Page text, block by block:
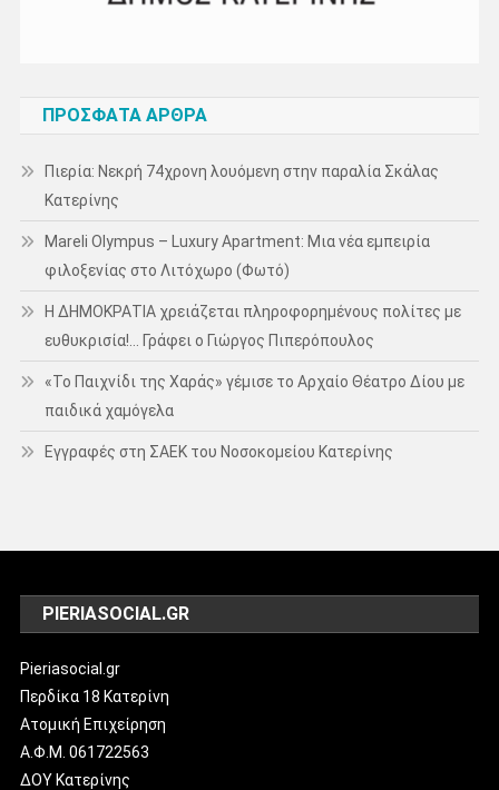
ΠΡΌΣΦΑΤΑ ΆΡΘΡΑ
Πιερία: Νεκρή 74χρονη λουόμενη στην παραλία Σκάλας
Κατερίνης
Mareli Olympus – Luxury Apartment: Μια νέα εμπειρία
φιλοξενίας στο Λιτόχωρο (Φωτό)
Η ΔΗΜΟΚΡΑΤΙΑ χρειάζεται πληροφορημένους πολίτες με
ευθυκρισία!… Γράφει ο Γιώργος Πιπερόπουλος
«Το Παιχνίδι της Χαράς» γέμισε το Αρχαίο Θέατρο Δίου με
παιδικά χαμόγελα
Εγγραφές στη ΣΑΕΚ του Νοσοκομείου Κατερίνης
PIERIASOCIAL.GR
Pieriasocial.gr
Περδίκα 18 Κατερίνη
Ατομική Επιχείρηση
Α.Φ.Μ. 061722563
ΔΟΥ Κατερίνης